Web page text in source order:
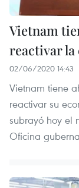
Vietnam
reactivar la
02/06/2020 14:43
Vietnam tiene
reactivar su
subrayó hoy el
Oficina